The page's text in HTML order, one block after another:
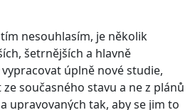
nesouhlasím, je několik
šetrnějších a hlavně
úplně nové studie,
současného stavu a ne z plánů
upravovaných tak, aby se jim to